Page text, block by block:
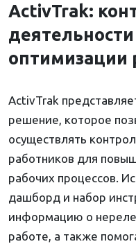
ActivTrak:
оптимизации
ActivTrak
решение, которое
осуществлять
работников для
рабочих процессов.
дашборд и набор
информацию о
работе, а также